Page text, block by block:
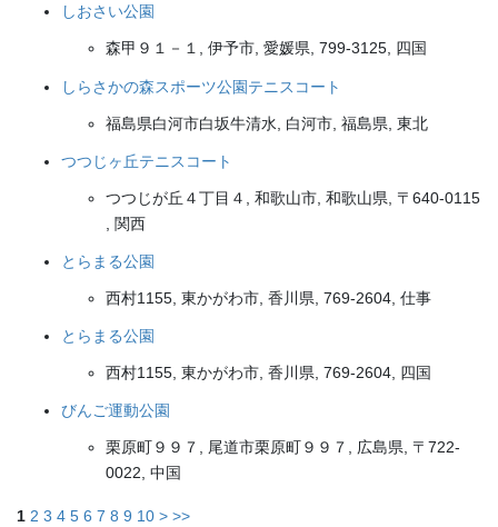
しおさい公園
森甲９１－１, 伊予市, 愛媛県, 799-3125, 四国
しらさかの森スポーツ公園テニスコート
福島県白河市白坂牛清水, 白河市, 福島県, 東北
つつじヶ丘テニスコート
つつじが丘４丁目４, 和歌山市, 和歌山県, 〒640-0115
, 関西
とらまる公園
西村1155, 東かがわ市, 香川県, 769-2604, 仕事
とらまる公園
西村1155, 東かがわ市, 香川県, 769-2604, 四国
びんご運動公園
栗原町９９７, 尾道市栗原町９９７, 広島県, 〒722-
0022, 中国
1 2 3 4 5 6 7 8 9 10 > >>